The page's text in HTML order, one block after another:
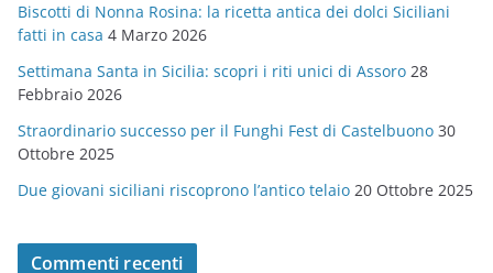
i
e
Biscotti di Nonna Rosina: la ricetta antica dei dolci Siciliani
fatti in casa 4 Marzo 2026
Settimana Santa in Sicilia: scopri i riti unici di Assoro 28
Febbraio 2026
Straordinario successo per il Funghi Fest di Castelbuono 30
Ottobre 2025
Due giovani siciliani riscoprono l’antico telaio 20 Ottobre 2025
Commenti recenti